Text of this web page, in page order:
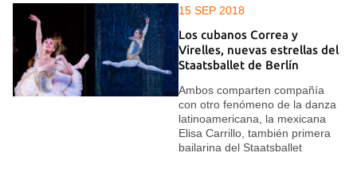
15 SEP 2018
Los cubanos Correa y
Virelles, nuevas estrellas del
Staatsballet de Berlín
Ambos comparten compañía
con otro fenómeno de la danza
latinoamericana, la mexicana
Elisa Carrillo, también primera
bailarina del Staatsballet